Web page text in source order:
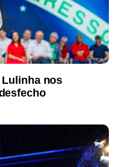
nos